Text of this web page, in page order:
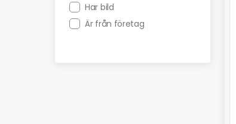
Har bild
Är från företag